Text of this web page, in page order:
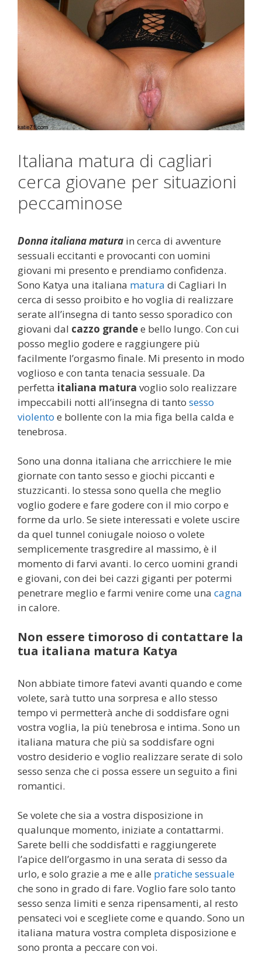
Italiana matura di cagliari
cerca giovane per situazioni
peccaminose
Donna italiana matura in cerca di avventure
sessuali eccitanti e provocanti con uomini
giovani mi presento e prendiamo confidenza.
Sono Katya una italiana matura di Cagliari In
cerca di sesso proibito e ho voglia di realizzare
serate all’insegna di tanto sesso sporadico con
giovani dal cazzo grandee bello lungo. Con cui
posso meglio godere e raggiungere più
facilmente l’orgasmo finale. Mi presento in modo
voglioso e con tanta tenacia sessuale. Da
perfetta italiana matura voglio solo realizzare
impeccabili notti all’insegna di tanto sesso
violento e bollente con la mia figa bella calda e
tenebrosa.
Sono una donna italiana che arricchiere le mie
giornate con tanto sesso e giochi piccanti e
stuzzicanti. Io stessa sono quella che meglio
voglio godere e fare godere con il mio corpo e
forme da urlo. Se siete interessati e volete uscire
da quel tunnel coniugale noioso o volete
semplicemente trasgredire al massimo, è il
momento di farvi avanti. Io cerco uomini grandi
e giovani, con dei bei cazzi giganti per potermi
penetrare meglio e farmi venire come una cagna
in calore.
Non essere timoroso di contattare la
tua italiana matura Katya
Non abbiate timore fatevi avanti quando e come
volete, sarà tutto una sorpresa e allo stesso
tempo vi permetterà anche di soddisfare ogni
vostra voglia, la più tenebrosa e intima. Sono un
italiana matura che più sa soddisfare ogni
vostro desiderio e voglio realizzare serate di solo
sesso senza che ci possa essere un seguito a fini
romantici.
Se volete che sia a vostra disposizione in
qualunque momento, iniziate a contattarmi.
Sarete belli che soddisfatti e raggiungerete
l’apice dell’orgasmo in una serata di sesso da
urlo, e solo grazie a me e alle pratiche sessuale
che sono in grado di fare. Voglio fare solo tanto
sesso senza limiti e senza ripensamenti, al resto
pensateci voi e scegliete come e quando. Sono un
italiana matura vostra completa disposizione e
sono pronta a peccare con voi.